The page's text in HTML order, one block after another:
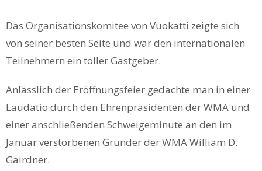
Das Organisationskomitee von Vuokatti zeigte sich
von seiner besten Seite und war den internationalen
Teilnehmern ein toller Gastgeber.
Anlässlich der Eröffnungsfeier gedachte man in einer
Laudatio durch den Ehrenpräsidenten der WMA und
einer anschließenden Schweigeminute an den im
Januar verstorbenen Gründer der WMA William D.
Gairdner.